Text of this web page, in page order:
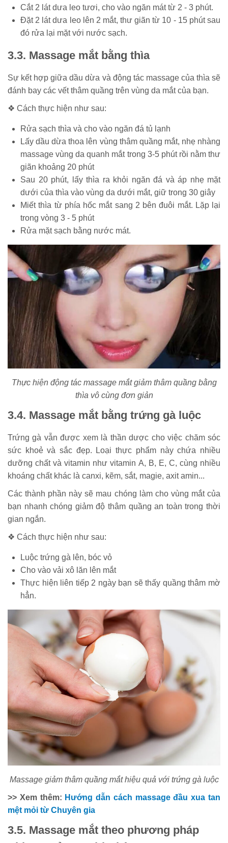
Cắt 2 lát dưa leo tươi, cho vào ngăn mát từ 2 - 3 phút.
Đặt 2 lát dưa leo lên 2 mắt, thư giãn từ 10 - 15 phút sau
đó rửa lại mặt với nước sạch.
3.3. Massage mắt bằng thìa
Sự kết hợp giữa dầu dừa và động tác massage của thìa sẽ
đánh bay các vết thâm quầng trên vùng da mắt của bạn.
❖ Cách thực hiện như sau:
Rửa sạch thìa và cho vào ngăn đá tủ lạnh
Lấy dầu dừa thoa lên vùng thâm quầng mắt, nhẹ nhàng
massage vùng da quanh mắt trong 3-5 phút rồi nằm thư
giãn khoảng 20 phút
Sau 20 phút, lấy thìa ra khỏi ngăn đá và áp nhẹ mặt
dưới của thìa vào vùng da dưới mắt, giữ trong 30 giây
Miết thìa từ phía hốc mắt sang 2 bên đuôi mắt. Lặp lại
trong vòng 3 - 5 phút
Rửa mặt sạch bằng nước mát.
Thực hiện động tác massage mắt giảm thâm quầng bằng
thìa vô cùng đơn giản
3.4. Massage mắt bằng trứng gà luộc
Trứng gà vẫn được xem là thần dược cho việc chăm sóc
sức khoẻ và sắc đẹp. Loại thực phẩm này chứa nhiều
dưỡng chất và vitamin như vitamin A, B, E, C, cùng nhiều
khoáng chất khác là canxi, kẽm, sắt, magie, axit amin...
Các thành phần này sẽ mau chóng làm cho vùng mắt của
bạn nhanh chóng giảm độ thâm quầng an toàn trong thời
gian ngắn.
❖ Cách thực hiện như sau:
Luộc trứng gà lên, bóc vỏ
Cho vào vải xô lăn lên mắt
Thực hiện liên tiếp 2 ngày bạn sẽ thấy quầng thâm mờ
hẳn.
Massage giảm thâm quầng mắt hiệu quả với trứng gà luộc
>> Xem thêm: Hướng dẫn cách massage đầu xua tan
mệt mỏi từ Chuyên gia
3.5. Massage mắt theo phương pháp